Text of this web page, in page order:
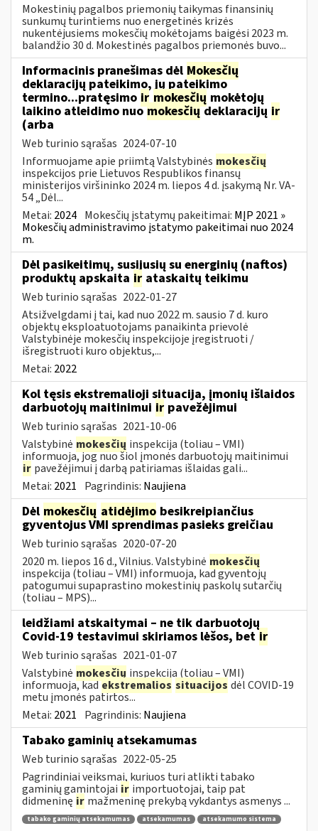
Mokestinių pagalbos priemonių taikymas finansinių
sunkumų turintiems nuo energetinės krizės
nukentėjusiems mokesčių mokėtojams baigėsi 2023 m.
balandžio 30 d. Mokestinės pagalbos priemonės buvo...
Informacinis pranešimas dėl Mokesčių
deklaracijų pateikimo, jų pateikimo
termino...pratęsimo ir mokesčių mokėtojų
laikino atleidimo nuomokesčiųdeklaracijų ir
(arba
Web turinio sąrašas 2024-07-10
Informuojame apie priimtą Valstybinės mokesčių
inspekcijos prie Lietuvos Respublikos finansų
ministerijos viršininko 2024 m. liepos 4 d. įsakymą Nr. VA-
54 „Dėl...
Metai: 2024 Mokesčių įstatymų pakeitimai: MĮP 2021 »
Mokesčių administravimo įstatymo pakeitimai nuo 2024
m.
Dėl pasikeitimų, susijusių su energinių (naftos)
produktų apskaita ir ataskaitų teikimu
Web turinio sąrašas 2022-01-27
Atsižvelgdami į tai, kad nuo 2022 m. sausio 7 d. kuro
objektų eksploatuotojams panaikinta prievolė
Valstybinėje mokesčių inspekcijoje įregistruoti /
išregistruoti kuro objektus,...
Metai: 2022
Kol tęsis ekstremalioji situacija, įmonių išlaidos
darbuotojų maitinimui ir pavežėjimui
Web turinio sąrašas 2021-10-06
Valstybinė mokesčių inspekcija (toliau – VMI)
informuoja, jog nuo šiol įmonės darbuotojų maitinimui
ir pavežėjimui į darbą patiriamas išlaidas gali...
Metai: 2021 Pagrindinis: Naujiena
Dėl mokesčių atidėjimo besikreipiančius
gyventojus VMI sprendimas pasieks greičiau
Web turinio sąrašas 2020-07-20
2020 m. liepos 16 d., Vilnius. Valstybinė mokesčių
inspekcija (toliau – VMI) informuoja, kad gyventojų
patogumui supaprastino mokestinių paskolų sutarčių
(toliau – MPS)...
leidžiami atskaitymai – ne tik darbuotojų
Covid-19 testavimui skiriamos lėšos, bet ir
Web turinio sąrašas 2021-01-07
Valstybinė mokesčių inspekcija (toliau – VMI)
informuoja, kadekstremalios situacijos dėl COVID-19
metu įmonės patirtos...
Metai: 2021 Pagrindinis: Naujiena
Tabako gaminių atsekamumas
Web turinio sąrašas 2022-05-25
Pagrindiniai veiksmai, kuriuos turi atlikti tabako
gaminių gamintojai ir importuotojai, taip pat
didmeninę ir mažmeninę prekybą vykdantys asmenys ...
tabako gaminių atsekamumas atsekamumas atsekamumo sistema